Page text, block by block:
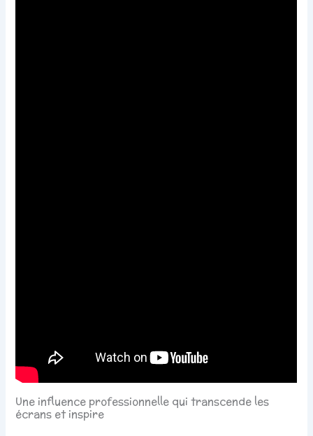
Une influence professionnelle qui transcende les
écrans et inspire